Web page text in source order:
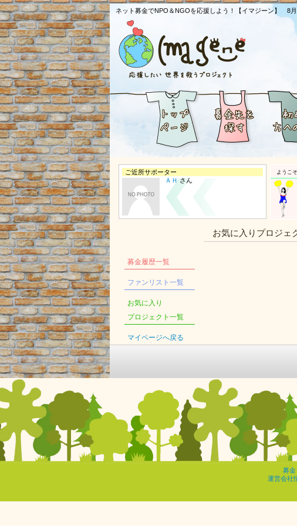
ネット募金でNPO＆NGOを応援しよう！【イマジーン】 8
ご近所サポーター
ＡＨさん
ようこそ
募金履歴一覧
ファンリスト一覧
お気に入り
プロジェクト一覧
マイページへ戻る
お気に入りプロジェ
募金
運営会社